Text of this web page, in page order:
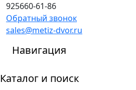
925660-61-86
Обратный звонок
sales@metiz-dvor.ru
Навигация
Каталог и поиск